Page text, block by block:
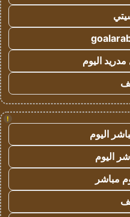
اليوم
!
اليوم
اليوم
مباشر